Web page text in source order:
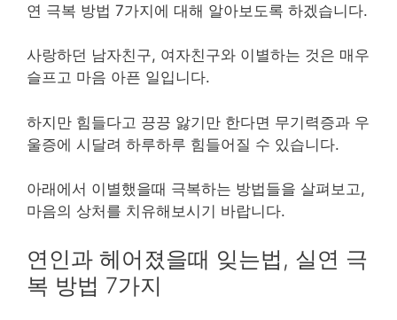
연 극복 방법 7가지에 대해 알아보도록 하겠습니다.
사랑하던 남자친구, 여자친구와 이별하는 것은 매우
슬프고 마음 아픈 일입니다.
하지만 힘들다고 끙끙 앓기만 한다면 무기력증과 우
울증에 시달려 하루하루 힘들어질 수 있습니다.
아래에서 이별했을때 극복하는 방법들을 살펴보고,
마음의 상처를 치유해보시기 바랍니다.
연인과 헤어졌을때 잊는법, 실연 극
복 방법 7가지